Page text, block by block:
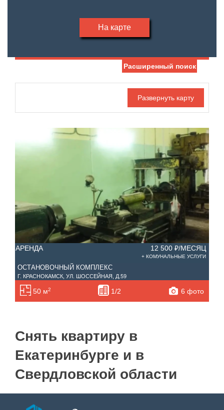
На карте
С фото
Расширенный поиск
АРЕНДА 12 500 ₽/МЕСЯЦ
+ КОМУНАЛЬНЫЕ УСЛУГИ
ОСТАНОВОЧНЫЙ КОМПЛЕКС
Г. КРАСНОКАМСК, УЛ. ШОССЕЙНАЯ, Д.59
50 м2 1/2 6 фото
Снять квартиру в
Екатеринбурге и в
Свердловской области